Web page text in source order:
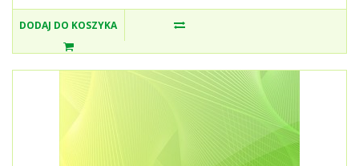
DODAJ DO KOSZYKA